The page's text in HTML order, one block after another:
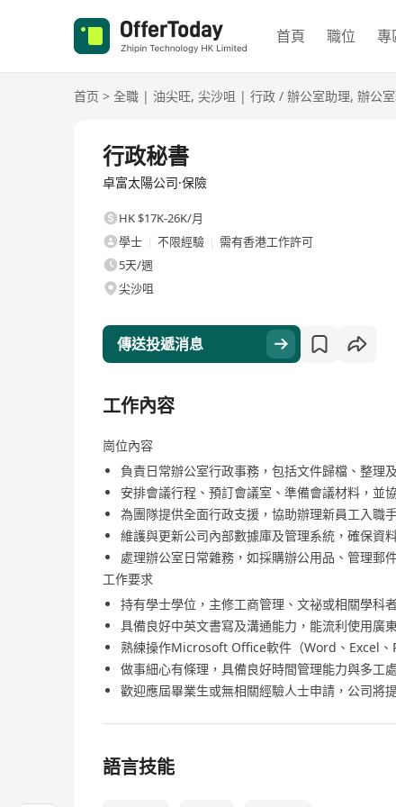
首頁 職位 專
首页 > 全職 | 油尖旺, 尖沙咀 | 行政 / 辦公室助理, 辦公
行政秘書
卓富太陽公司·保險
HK $17K-26K/月
學士
不限經驗
需有香港工作許可
5天/週
尖沙咀
傳送投遞消息
工作內容
崗位內容
負責日常辦公室行政事務，包括文件歸檔、整理
安排會議行程、預訂會議室、準備會議材料，並
為團隊提供全面行政支援，協助辦理新員工入職
維護與更新公司內部數據庫及管理系統，確保資
處理辦公室日常雜務，如採購辦公用品、管理郵
工作要求
持有學士學位，主修工商管理、文祕或相關學科
具備良好中英文書寫及溝通能力，能流利使用廣
熟練操作Microsoft Office軟件（Word、Excel
做事細心有條理，具備良好時間管理能力與多工
歡迎應屆畢業生或無相關經驗人士申請，公司將
語言技能